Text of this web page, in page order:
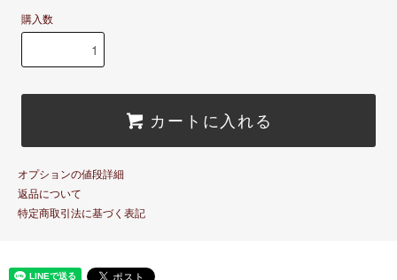
購入数
カートに入れる
オプションの値段詳細
返品について
特定商取引法に基づく表記